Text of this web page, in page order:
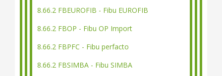
8.66.2 FBEUROFIB - Fibu EUROFIB
8.66.2 FBOP - Fibu OP Import
8.66.2 FBPFC - Fibu perfacto
8.66.2 FBSIMBA - Fibu SIMBA